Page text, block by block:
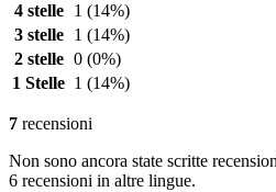
4 stelle
1 (14%)
3 stelle
1 (14%)
2 stelle 0 (0%)
1 Stelle 1 (14%)
7 recensioni
Non sono ancora state scritte
6 recensioni in altre lingue.